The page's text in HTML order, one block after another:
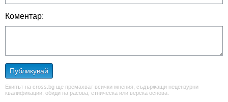
Коментар:
Публикувай
Екипът на cross.bg ще премахват всички мнения, съдържащи нецензурни
квалификации, обиди на расова, етническа или верска основа.